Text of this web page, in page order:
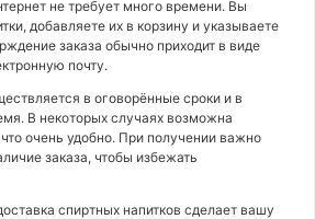
не требует много времени. Вы
добавляете их в корзину и указываете
заказа обычно приходит в виде
почту.
в оговорённые сроки и в
В некоторых случаях возможна
что очень удобно. При получении важно
заказа, чтобы избежать
спиртных напитков сделает вашу